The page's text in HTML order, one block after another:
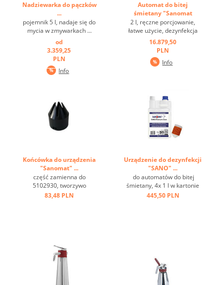
Nadziewarka do pączków
...
pojemnik 5 l, nadaje się do
mycia w zmywarkach ...
od
3.359,25
PLN
Info
Automat do bitej
śmietany "Sanomat
Cremaldi Uno S" ...
2 l, ręczne porcjowanie,
łatwe użycie, dezynfekcja
poprzez płukanie, wymaga
mało miejsca, wytwarza
stabilną i obfitą pianę ...
16.879,50
PLN
Info
Końcówka do urządzenia
"Sanomat" ...
część zamienna do
5102930, tworzywo
sztuczne czarne, 3,⅔,8 mm
83,48 PLN
Urządzenie do dezynfekcji
"SANO" ...
do automatów do bitej
śmietany, 4x 1 l w kartonie
...
445,50 PLN